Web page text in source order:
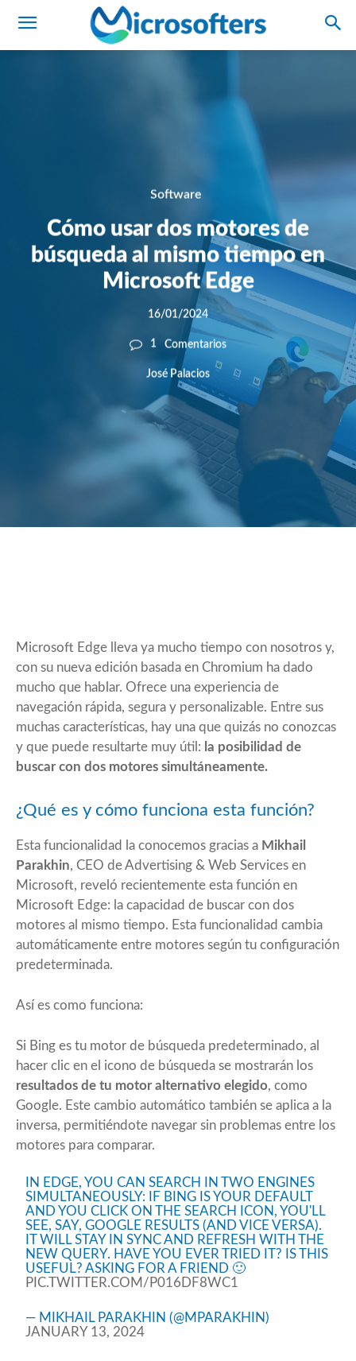
Software
Cómo usar dos motores de
búsqueda al mismo tiempo en
Microsoft Edge
16/01/2024
1 Comentarios
José Palacios
Microsoft Edge lleva ya mucho tiempo con nosotros y,
con su nueva edición basada en Chromium ha dado
mucho que hablar. Ofrece una experiencia de
navegación rápida, segura y personalizable. Entre sus
muchas características, hay una que quizás no conozcas
y que puede resultarte muy útil: la posibilidad de
buscar con dos motores simultáneamente.
¿Qué es y cómo funciona esta función?
Esta funcionalidad la conocemos gracias a Mikhail
Parakhin, CEO de Advertising & Web Services en
Microsoft, reveló recientemente esta función en
Microsoft Edge: la capacidad de buscar con dos
motores al mismo tiempo. Esta funcionalidad cambia
automáticamente entre motores según tu configuración
predeterminada.
Así es como funciona:
Si Bing es tu motor de búsqueda predeterminado, al
hacer clic en el icono de búsqueda se mostrarán los
resultados de tu motor alternativo elegido, como
Google. Este cambio automático también se aplica a la
inversa, permitiéndote navegar sin problemas entre los
motores para comparar.
IN EDGE, YOU CAN SEARCH IN TWO ENGINES
SIMULTANEOUSLY: IF BING IS YOUR DEFAULT
AND YOU CLICK ON THE SEARCH ICON, YOU'LL
SEE, SAY, GOOGLE RESULTS (AND VICE VERSA).
IT WILL STAY IN SYNC AND REFRESH WITH THE
NEW QUERY. HAVE YOU EVER TRIED IT? IS THIS
USEFUL? ASKING FOR A FRIEND 🙂
PIC.TWITTER.COM/P016DF8WC1
— MIKHAIL PARAKHIN (@MPARAKHIN)
JANUARY 13, 2024